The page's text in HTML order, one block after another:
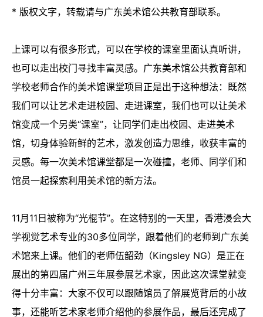
* 版权文字，转载请与广东美术馆公共教育部联系。
上课可以有很多形式，可以在学校的课室里面认真听讲，
也可以走出校门寻找丰富灵感。广东美术馆公共教育部和
学校老师合作的美术馆课堂项目正是出于这种想法：既然
我们可以让艺术走进校园、走进课室，我们也可以让美术
馆变成一个另类“课室”，让同学们走出校园、走进美术
馆，切身体验新鲜的艺术，激发创造力思维，收获丰富的
灵感。每一次美术馆课堂都是一次碰撞，老师、同学们和
馆员一起探索利用美术馆的新方法。
11月11日被称为“光棍节”。在这特别的一天里，香港浸会大
学视觉艺术专业的30多位同学，跟着他们的老师到广东美
术馆来上课。他们的老师伍韶劲（Kingsley NG）是正在
展出的第四届广州三年展参展艺术家，因此这次课堂就变
得十分丰富：大家不仅可以跟随馆员了解展览背后的小故
事，还能听艺术家老师介绍他的参展作品，最后还完成了